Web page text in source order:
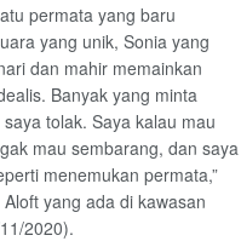
permata yang baru
yang unik, Sonia yang
dan mahir memainkan
Banyak yang minta
tolak. Saya kalau mau
mau sembarang, dan saya
menemukan permata,”
yang ada di kawasan
2020).